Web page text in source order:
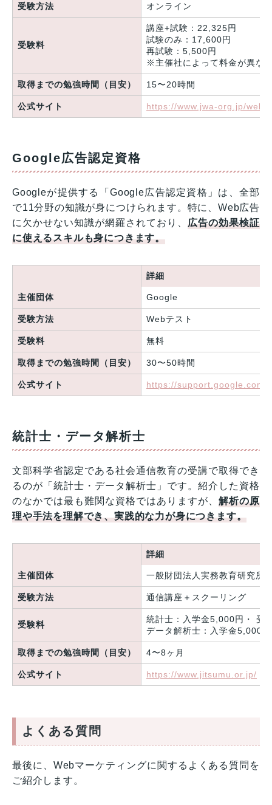
受験方法 オンライン
受験料
講座+試験：22,325円
試験のみ：17,600円
再試験：5,500円
※主催社によって料金が異な
取得までの勉強時間（目安） 15〜20時間
公式サイト https://www.jwa-org.jp/
Google広告認定資格
Googleが提供する「Google広告認定資格」は、全部
で11分野の知識が身につけられます。特に、Web広告
に欠かせない知識が網羅されており、広告の効果検証
に使えるスキルも身につきます。
詳細
主催団体 Google
受験方法 Webテスト
受験料 無料
取得までの勉強時間（目安） 30〜50時間
公式サイト https://support.google.com/
統計士・データ解析士
文部科学省認定である社会通信教育の受講で取得でき
るのが「統計士・データ解析士」です。紹介した資格
のなかでは最も難関な資格ではありますが、解析の原
理や手法を理解でき、実践的な力が身につきます。
詳細
主催団体 一般財団法人実務教育研究所
受験方法 通信講座＋スクーリング
受験料
統計士：入学金5,000円・ 受
データ解析士：入学金5,000
取得までの勉強時間（目安） 4〜8ヶ月
公式サイト https://www.jitsumu.or.jp/
よくある質問
最後に、Webマーケティングに関するよくある質問を
ご紹介します。